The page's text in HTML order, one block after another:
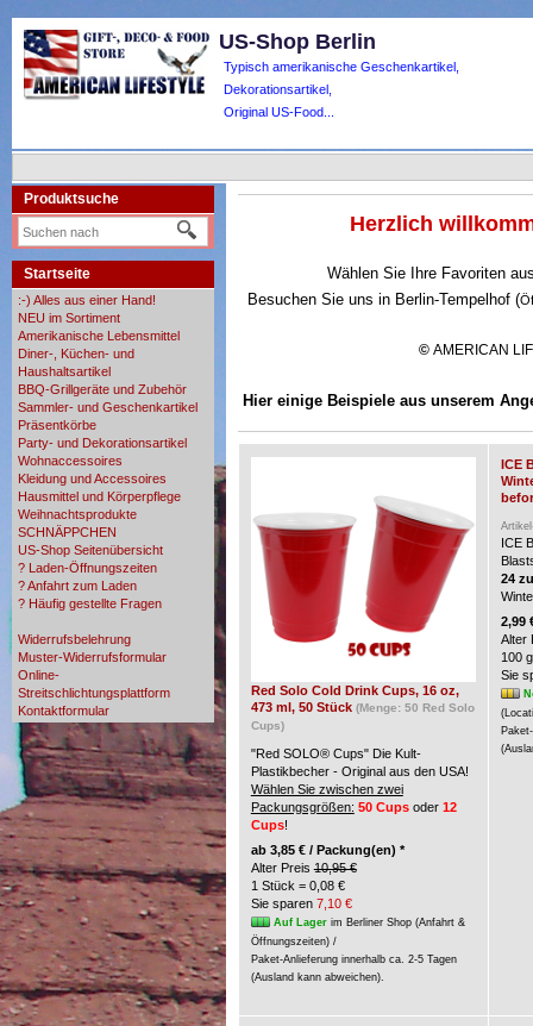
US-Shop Berlin
Typisch amerikanische Geschenkartikel,
Dekorationsartikel,
Original US-Food...
Produktsuche
Startseite
:-) Alles aus einer Hand!
NEU im Sortiment
Amerikanische Lebensmittel
Diner-, Küchen- und
Haushaltsartikel
BBQ-Grillgeräte und Zubehör
Sammler- und Geschenkartikel
Präsentkörbe
Party- und Dekorationsartikel
Wohnaccessoires
Kleidung und Accessoires
Hausmittel und Körperpflege
Weihnachtsprodukte
SCHNÄPPCHEN
US-Shop Seitenübersicht
? Laden-Öffnungszeiten
? Anfahrt zum Laden
? Häufig gestellte Fragen
Widerrufsbelehrung
Muster-Widerrufsformular
Online-
Streitschlichtungsplattform
Kontaktformular
Herzlich
Wählen Sie Ihre Favoriten
Besuchen Sie uns in Berlin-Tempelhof (
© AMERICAN
Hier einige Beispiele aus unserem
Red Solo Cold Drink Cups, 16 oz,
473 ml, 50 Stück (Menge: 50 Red Solo
Cups)
"Red SOLO® Cups" Die Kult-
Plastikbecher - Original aus den USA!
Wählen Sie zwischen zwei
Packungsgrößen: 50 Cupsoder 12
Cups!
ab 3,85 € / Packung(en) *
Alter Preis 10,95 €
1 Stück = 0,08 €
Sie sparen 7,10 €
Auf Lagerim Berliner Shop (Anfahrt &
Öffnungszeiten) /
Paket-Anlieferung innerhalb ca. 2-5 Tagen
(Ausland kann abweichen).
ICE
ICE
24
2,99
Alter
100
Sie